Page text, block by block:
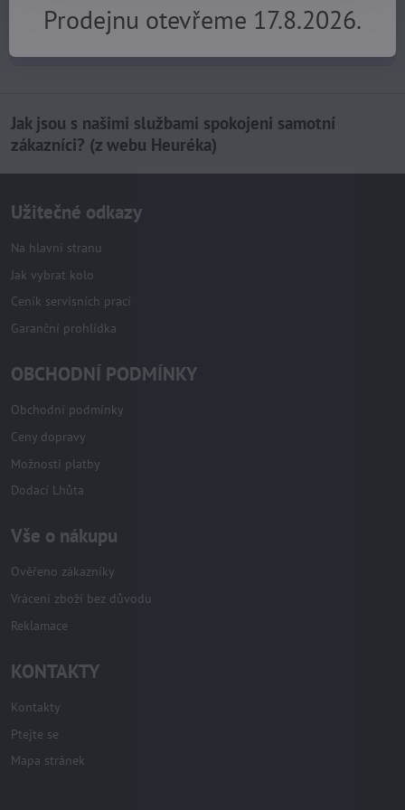
tomas​@velofiala​.cz
Jak jsou s našimi službami spokojeni samotní
zákazníci? (z webu Heuréka)
Užitečné odkazy
Na hlavní stranu
Jak vybrat kolo
Ceník servisních prací
Garanční prohlídka
OBCHODNÍ PODMÍNKY
Obchodní podmínky
Ceny dopravy
Možnosti platby
Dodací Lhůta
Vše o nákupu
Ověřeno zákazníky
Vrácení zboží bez důvodu
Reklamace
KONTAKTY
Kontakty
Ptejte se
Mapa stránek
Prodejnu otevřeme 17.8.2026.